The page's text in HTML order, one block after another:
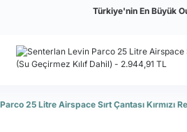
Türkiye'nin En Büyük
25 Litre Airspace Sırt Çantası Kırmızı